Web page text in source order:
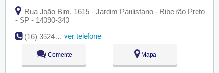
Rua João Bim, 1615 - Jardim Paulistano - Ribeirão Preto
- SP - 14090-340
(16) 3624-5562
ver telefone
Comente Mapa